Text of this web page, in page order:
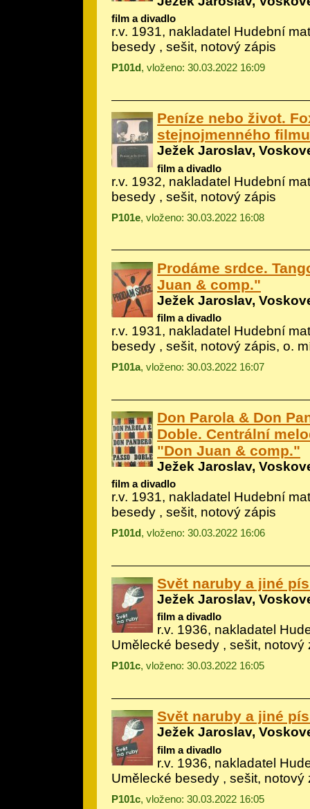
film a divadlo
r.v. 1931, nakladatel Hudební
besedy , sešit, notový zápis
P101d, vloženo: 30.03.2022 16:09
Peníze nebo život.
stejnojmenného filmu
Ježek Jaroslav,
film a divadlo
r.v. 1932, nakladatel Hudební
besedy , sešit, notový zápis
P101e, vloženo: 30.03.2022 16:08
Prodáme srdce.
Juan & comp."
Ježek Jaroslav,
film a divadlo
r.v. 1931, nakladatel Hudební
besedy , sešit, notový zápis, o.
P101a, vloženo: 30.03.2022 16:07
Don Parola & Don
Doble. Centrální
"Don Juan & comp."
Ježek Jaroslav,
film a divadlo
r.v. 1931, nakladatel Hudební
besedy , sešit, notový zápis
P101d, vloženo: 30.03.2022 16:06
Svět naruby a jiné
Ježek Jaroslav,
film a divadlo
r.v. 1936, nakladatel
Umělecké besedy , sešit, notový
P101c, vloženo: 30.03.2022 16:05
Svět naruby a jiné
Ježek Jaroslav,
film a divadlo
r.v. 1936, nakladatel
Umělecké besedy , sešit, notový
P101c, vloženo: 30.03.2022 16:05